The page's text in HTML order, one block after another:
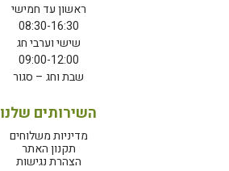
ראשון עד חמישי
08:30-16:30
שישי וערבי חג
09:00-12:00
שבת וחג – סגור
השירותים שלנו
מדיניות משלוחים
תקנון האתר
הצהרת נגישות